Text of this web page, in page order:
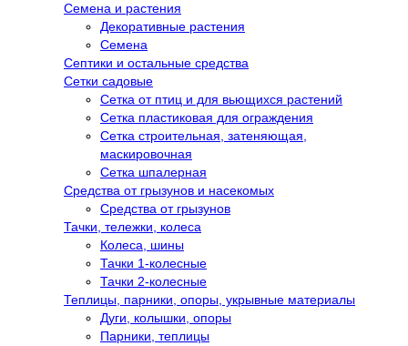
Семена и растения
Декоративные растения
Семена
Септики и остальные средства
Сетки садовые
Сетка от птиц и для вьющихся растений
Сетка пластиковая для ограждения
Сетка строительная, затеняющая,
маскировочная
Сетка шпалерная
Средства от грызунов и насекомых
Средства от грызунов
Тачки, тележки, колеса
Колеса, шины
Тачки 1-колесные
Тачки 2-колесные
Теплицы, парники, опоры, укрывные материалы
Дуги, колышки, опоры
Парники, теплицы